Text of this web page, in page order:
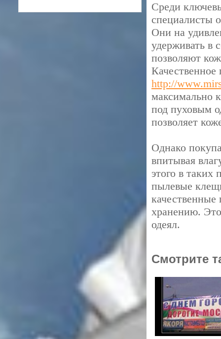
Среди
специалисты
Они на
удерживать в
позволяют
Качественное
http://
максимально
под пуховым
позволяет
Однако
впитывая
этого в таких
пылевые
качественные
хранению.
одеял.
Смотрите